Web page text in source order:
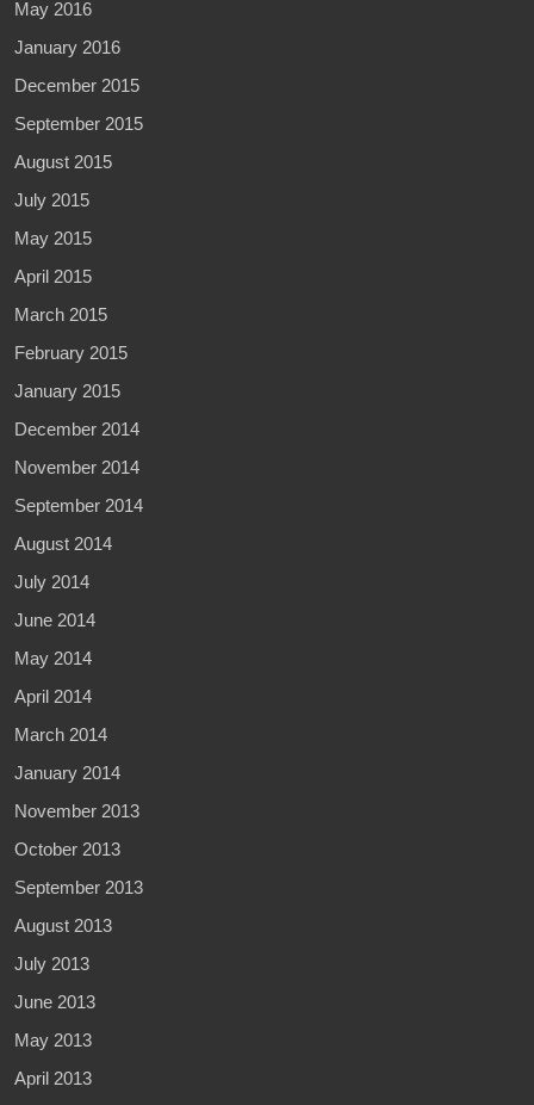
May 2016
January 2016
December 2015
September 2015
August 2015
July 2015
May 2015
April 2015
March 2015
February 2015
January 2015
December 2014
November 2014
September 2014
August 2014
July 2014
June 2014
May 2014
April 2014
March 2014
January 2014
November 2013
October 2013
September 2013
August 2013
July 2013
June 2013
May 2013
April 2013